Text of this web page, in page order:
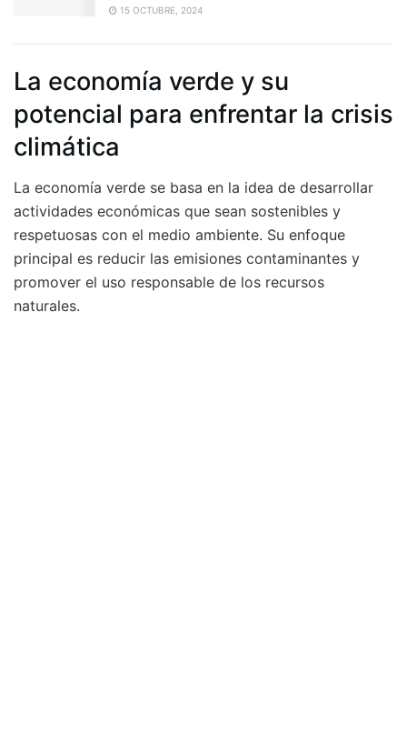
15 OCTUBRE, 2024
La economía verde y su
potencial para enfrentar la crisis
climática
La economía verde se basa en la idea de desarrollar
actividades económicas que sean sostenibles y
respetuosas con el medio ambiente. Su enfoque
principal es reducir las emisiones contaminantes y
promover el uso responsable de los recursos
naturales.